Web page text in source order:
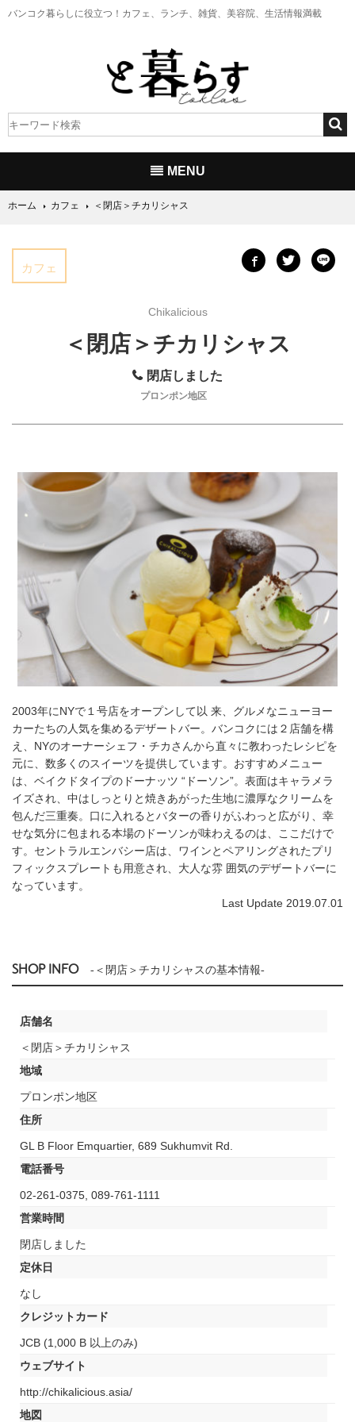
バンコク暮らしに役立つ！ カフェ、ランチ、雑貨、美容院、生活情報満載
MENU
ホーム カフェ ＜閉店＞チカリシャス
カフェ
Chikalicious
＜閉店＞チカリシャス
閉店しました
プロンポン地区
2003年にNYで１号店をオープンして以 来、グルメなニューヨー
カーたちの人気を集めるデザートバー。バンコクには２店舗を構
え、NYのオーナーシェフ・チカさんから直々に教わったレシピを
元に、数多くのスイーツを提供しています。おすすめメニュー
は、ベイクドタイプのドーナッツ “ドーソン”。表面はキャラメラ
イズされ、中はしっとりと焼きあがった生地に濃厚なクリームを
包んだ三重奏。口に入れるとバターの香りがふわっと広がり、幸
せな気分に包まれる本場のドーソンが味わえるのは、ここだけで
す。セントラルエンバシー店は、ワインとペアリングされたプリ
フィックスプレートも用意され、大人な雰 囲気のデザートバーに
なっています。
Last Update 2019.07.01
SHOP INFO -＜閉店＞チカリシャスの基本情報-
店舗名
＜閉店＞チカリシャス
地域
プロンポン地区
住所
GL B Floor Emquartier, 689 Sukhumvit Rd.
電話番号
02-261-0375, 089-761-1111
営業時間
閉店しました
定休日
なし
クレジットカード
JCB (1,000 B 以上のみ)
ウェブサイト
http://chikalicious.asia/
地図